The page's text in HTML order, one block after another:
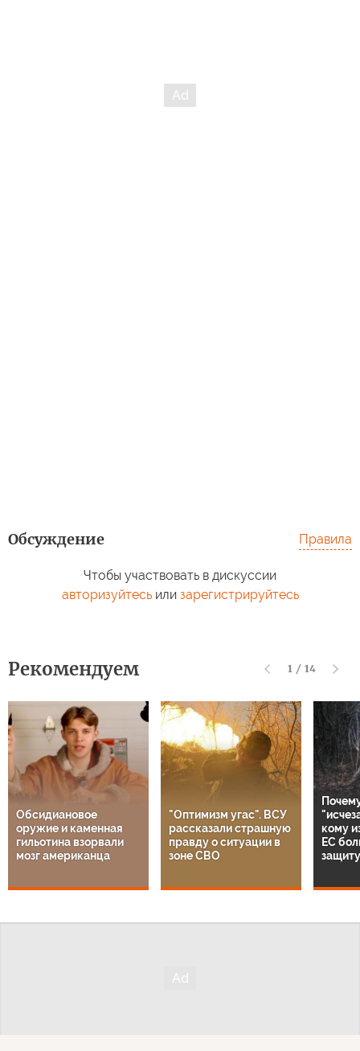
Обсуждение Правила
Чтобы участвовать в дискуссии
авторизуйтесьили зарегистрируйтесь
Рекомендуем 1 / 14
Обсидиановое
оружие и каменная
гильотина взорвали
мозг американца
"Оптимизм угас". ВСУ
рассказали страшную
правду о ситуации в
зоне СВО
кому
ЕС